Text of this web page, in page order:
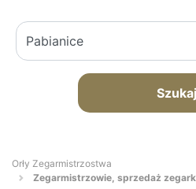
Szukaj
Orły Zegarmistrzostwa
Zegarmistrzowie, sprzedaż